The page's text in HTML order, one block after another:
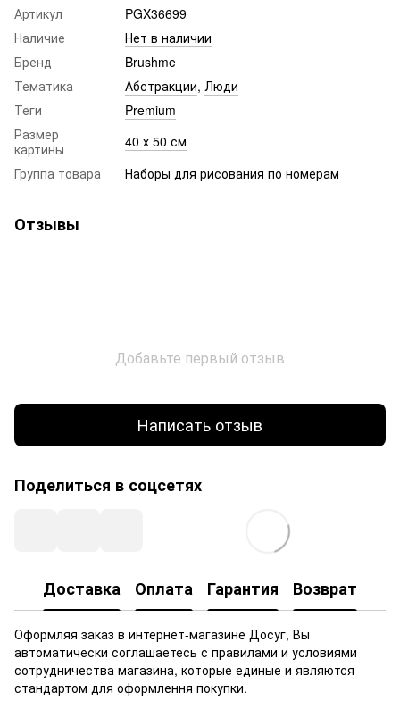
Артикул
PGX36699
Наличие
Нет в наличии
Бренд
Brushme
Тематика
Абстракции, Люди
Теги
Premium
Размер
картины
40 х 50 см
Группа товара
Наборы для рисования по номерам
Отзывы
Добавьте первый отзыв
Написать отзыв
Поделиться в соцсетях
Доставка Оплата Гарантия Возврат
Оформляя заказ в интернет-магазине Досуг, Вы
автоматически соглашаетесь с правилами и условиями
сотрудничества магазина, которые единые и являются
стандартом для оформлення покупки.